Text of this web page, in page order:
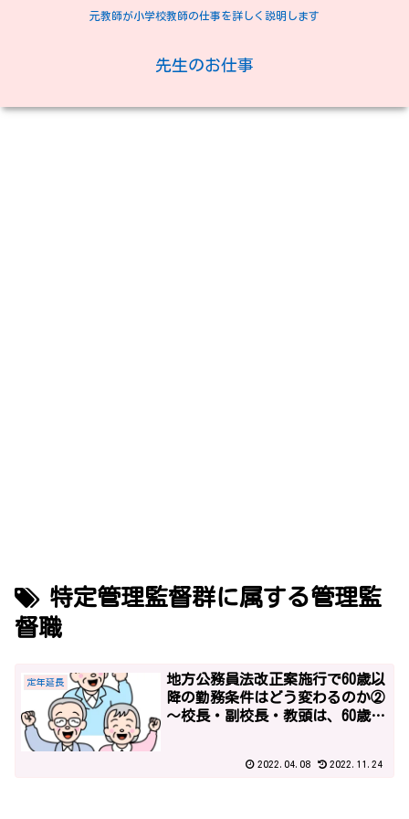
元教師が小学校教師の仕事を詳しく説明します
先生のお仕事
特定管理監督群に属する管理監
督職
定年延長
地方公務員法改正案施行で60歳以
降の勤務条件はどう変わるのか②
～校長・副校長・教頭は、60歳以
2022.04.08 2022.11.24